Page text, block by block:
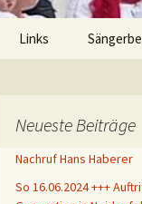
Links
Neueste Beiträge
Nachruf Hans Haberer
So 16.06.2024 +++